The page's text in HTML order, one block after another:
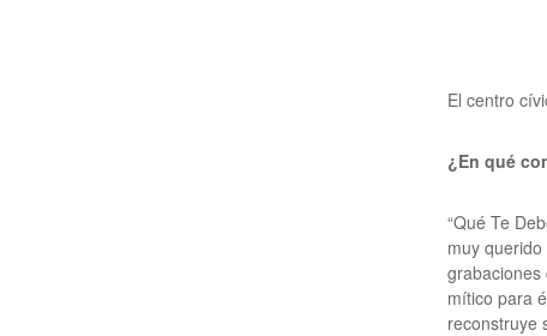
El centro
¿En qué
“Qué Te
muy
mítico para
reconstruye